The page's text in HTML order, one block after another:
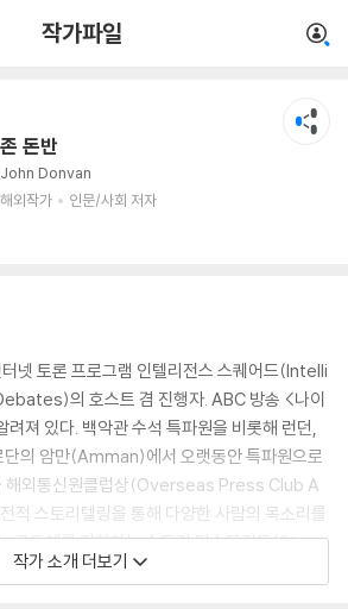
작가파일
존 돈반
John Donvan
해외작가
인문/사회 저자
사회 저자
넷 토론 프로그램 인텔리전스 스퀘어드(Intelli
의 호스트 겸 진행자. ABC 방송 <나이
려져 있다. 백악관 수석 특파원을 비롯해 런던,
단의 암만(Amman)에서 오랫동안 특파원으로
해외통신원클럽상(Overseas Press Club A
적 스토리텔링을 통해 다양한 사람의 목소리를
공동체를 지향하는 스토리 디스트릭트(Story
리텔러로도 활동하고 있다. 의사이자 의대 교수
작가 소개 더보기